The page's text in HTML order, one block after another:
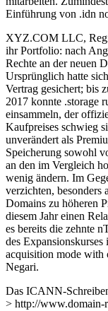
Einführung von .idn
XYZ.COM LLC,
ihr Portfolio: nach
Rechte an der neuen
Ursprünglich hatte
Vertrag gesichert; bis
2017 konnte .storage
einsammeln, der
Kaufpreises schwieg
unverändert als
Speicherung sowohl
an den im Vergleich
wenig ändern. Im
verzichten, besonders
Domains zu höheren
diesem Jahr einen
es bereits die zehnte
des
acquisition mode with
Negari.
Das ICANN-
> http://www.domain-